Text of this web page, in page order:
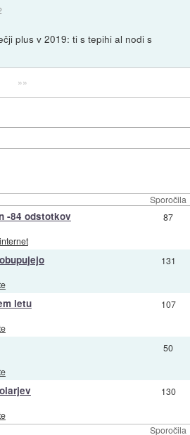
plus v 2019: ti s tepihi al nodi s
»»
Sporočila
Sporočila
-84 odstotkov 87
131
letu 107
50
130